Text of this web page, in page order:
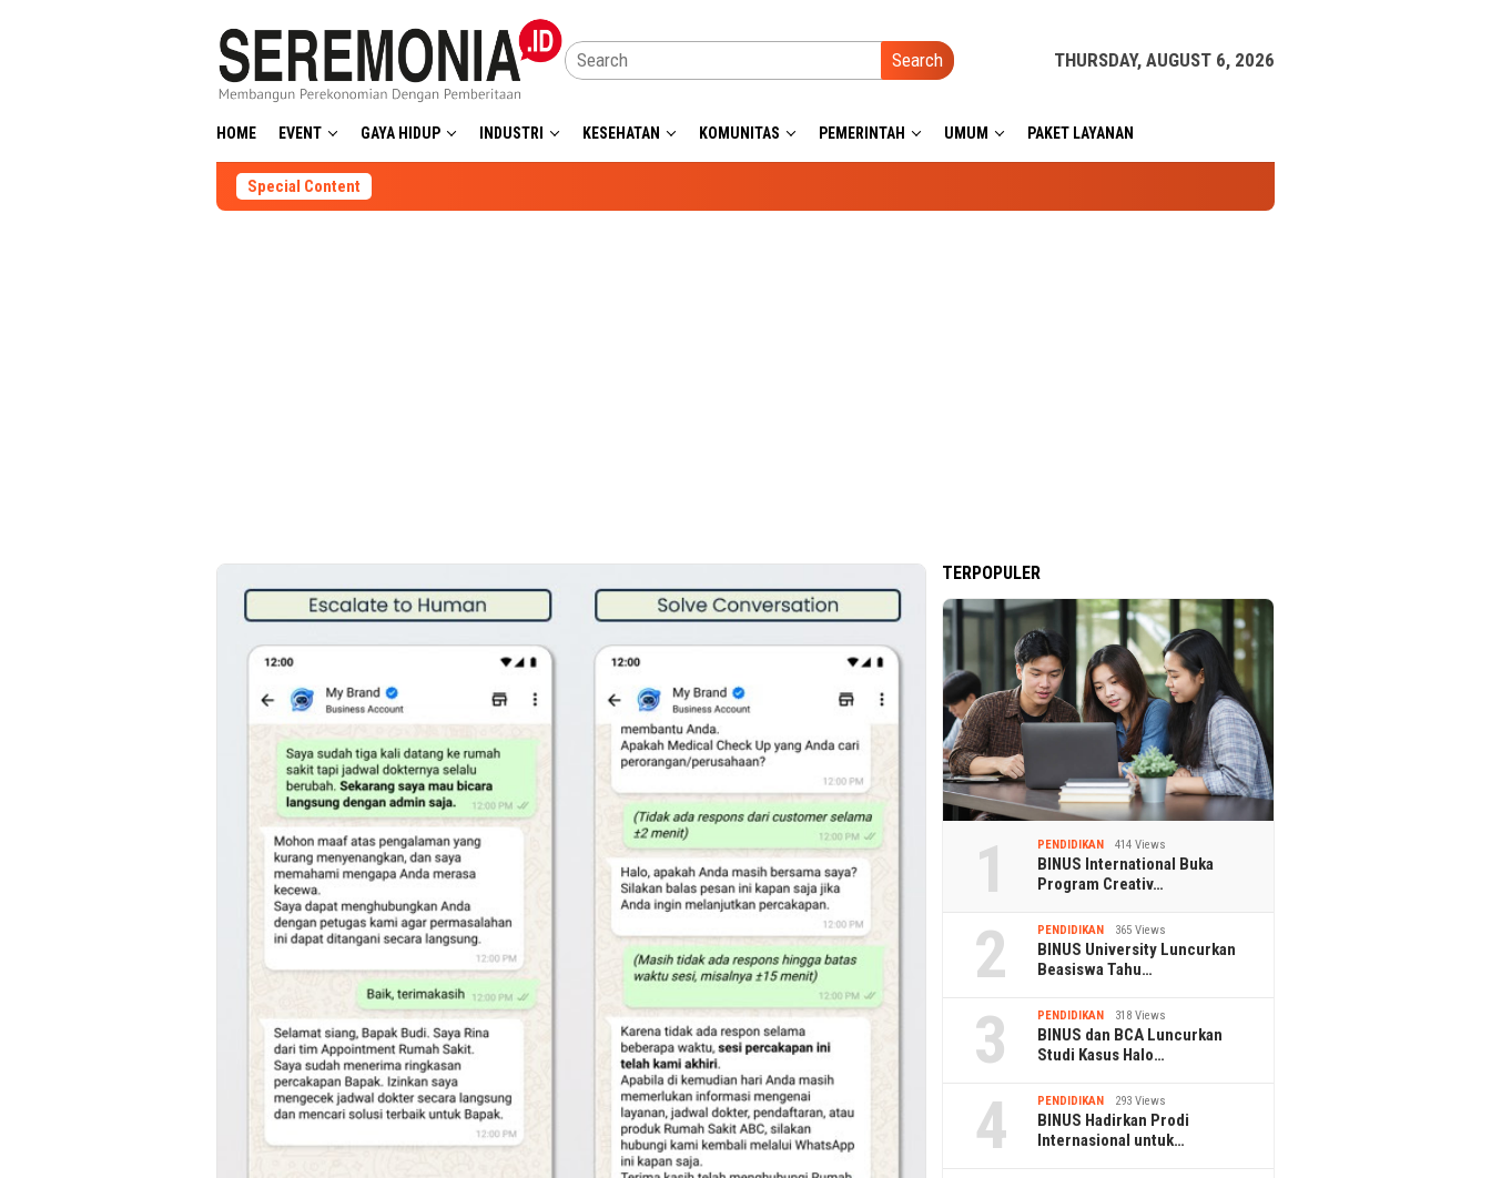
Search THURSDAY, AUGUST 6, 2026
HOME EVENT GAYA HIDUP INDUSTRI KESEHATAN KOMUNITAS PEMERINTAH UMUM PAKET LAYANAN
Special Content
TERPOPULER
1 PENDIDIKAN 414 Views
BINUS International Buka
Program Creativ…
2 PENDIDIKAN 365 Views
BINUS University Luncurkan
Beasiswa Tahu…
3 PENDIDIKAN 318 Views
BINUS dan BCA Luncurkan
Studi Kasus Halo…
4 PENDIDIKAN 293 Views
BINUS Hadirkan Prodi
Internasional untuk…